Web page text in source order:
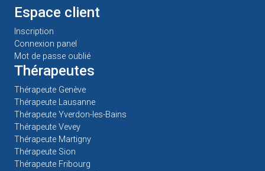
Espace client
Inscription
Connexion panel
Mot de passe oublié
Thérapeutes
Thérapeute Genève
Thérapeute Lausanne
Thérapeute Yverdon-les-Bains
Thérapeute Vevey
Thérapeute Martigny
Thérapeute Sion
Thérapeute Fribourg